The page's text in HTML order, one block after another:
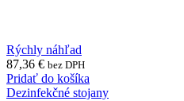
Rýchly náhľad
87,36 € bez DPH
Pridať do košíka
Dezinfekčné stojany